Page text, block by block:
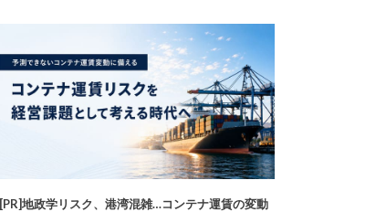
[PR]地政学リスク、港湾混雑…コンテナ運賃の変動